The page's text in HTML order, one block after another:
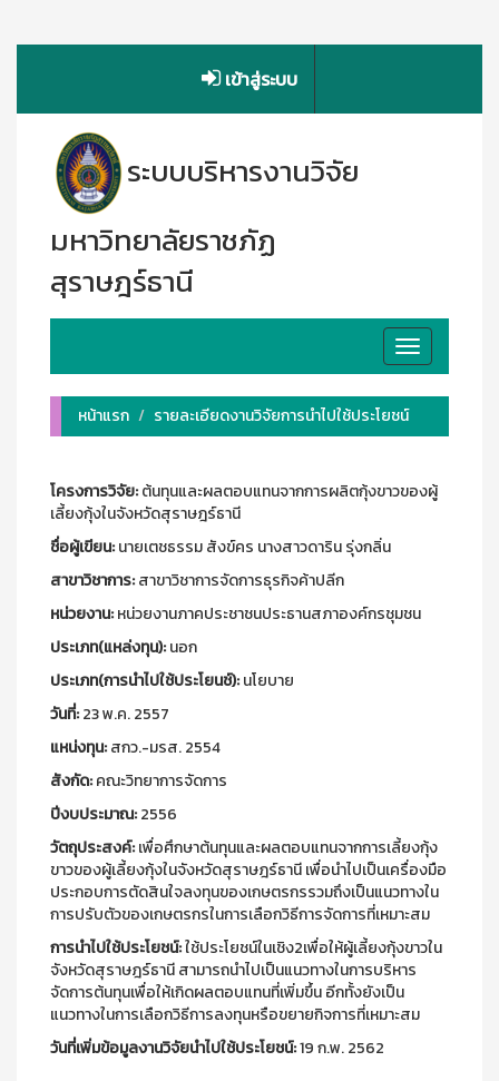
เข้าสู่ระบบ
ระบบบริหารงานวิจัย
มหาวิทยาลัยราชภัฏ
สุราษฎร์ธานี
Toggle
navigation
หน้าแรก
รายละเอียดงานวิจัยการนำไปใช้ประโยชน์
โครงการวิจัย:ต้นทุนและผลตอบแทนจากการผลิตกุ้งขาวของผู้
เลี้ยงกุ้งในจังหวัดสุราษฎร์ธานี
ชื่อผู้เขียน:นายเตชธรรม สังข์คร นางสาวดาริน รุ่งกลิ่น
สาขาวิชาการ:สาขาวิชาการจัดการธุรกิจค้าปลีก
หน่วยงาน:หน่วยงานภาคประชาชนประธานสภาองค์กรชุมชน
ประเภท(แหล่งทุน):นอก
ประเภท(การนำไปใช้ประโยนช์):นโยบาย
วันที่:23 พ.ค. 2557
แหน่งทุน:สกว.-มรส. 2554
สังกัด:คณะวิทยาการจัดการ
ปีงบประมาณ:2556
วัตถุประสงค์:เพื่อศึกษาต้นทุนและผลตอบแทนจากการเลี้ยงกุ้ง
ขาวของผู้เลี้ยงกุ้งในจังหวัดสุราษฎร์ธานี เพื่อนำไปเป็นเครื่องมือ
ประกอบการตัดสินใจลงทุนของเกษตรกรรวมถึงเป็นแนวทางใน
การปรับตัวของเกษตรกรในการเลือกวิธีการจัดการที่เหมาะสม
การนำไปใช้ประโยชน์:ใช้ประโยชน์ในเชิง2เพื่อให้ผู้เลี้ยงกุ้งขาวใน
จังหวัดสุราษฎร์ธานี สามารถนำไปเป็นแนวทางในการบริหาร
จัดการต้นทุนเพื่อให้เกิดผลตอบแทนที่เพิ่มขึ้น อีกทั้งยังเป็น
แนวทางในการเลือกวิธีการลงทุนหรือขยายกิจการที่เหมาะสม
วันที่เพิ่มข้อมูลงานวิจัยนำไปใช้ประโยชน์:19 ก.พ. 2562